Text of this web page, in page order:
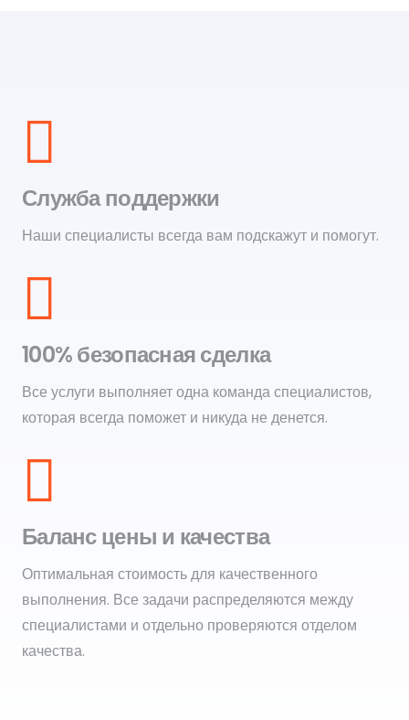
Служба поддержки
Наши специалисты всегда вам подскажут и помогут.
100% безопасная сделка
Все услуги выполняет одна команда специалистов,
которая всегда поможет и никуда не денется.
Баланс цены и качества
Оптимальная стоимость для качественного
выполнения. Все задачи распределяются между
специалистами и отдельно проверяются отделом
качества.